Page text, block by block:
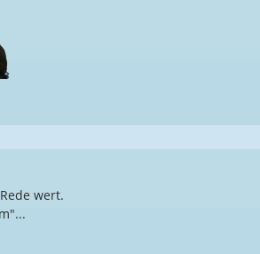
wert.